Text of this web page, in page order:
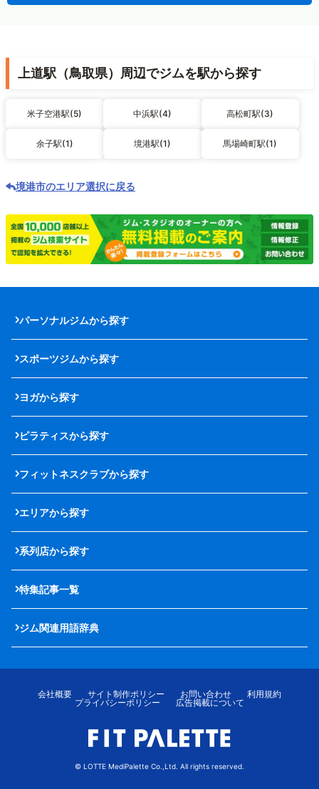
上道駅（鳥取県）周辺でジムを駅から探す
米子空港駅(5) 中浜駅(4) 高松町駅(3)
余子駅(1) 境港駅(1) 馬場崎町駅(1)
境港市のエリア選択に戻る
パーソナルジムから探す
スポーツジムから探す
ヨガから探す
ピラティスから探す
フィットネスクラブから探す
エリアから探す
系列店から探す
特集記事一覧
ジム関連用語辞典
会社概要 サイト制作ポリシー お問い合わせ
利用規約
プライバシーポリシー
広告掲載について
© LOTTE MediPalette Co.,Ltd. All rights reserved.